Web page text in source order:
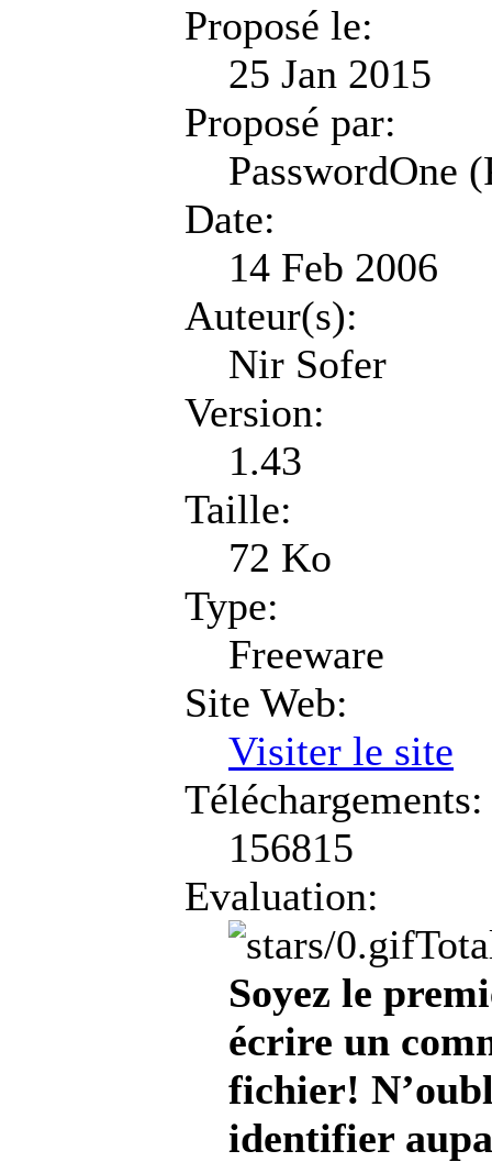
Proposé le:
25 Jan 2015
Proposé par:
PasswordOne
Date:
14 Feb 2006
Auteur(s):
Nir Sofer
Version:
1.43
Taille:
72 Ko
Type:
Freeware
Site Web:
Visiter le site
Téléchargements:
156815
Evaluation:
Soyez le
écrire un
fichier!
identifier